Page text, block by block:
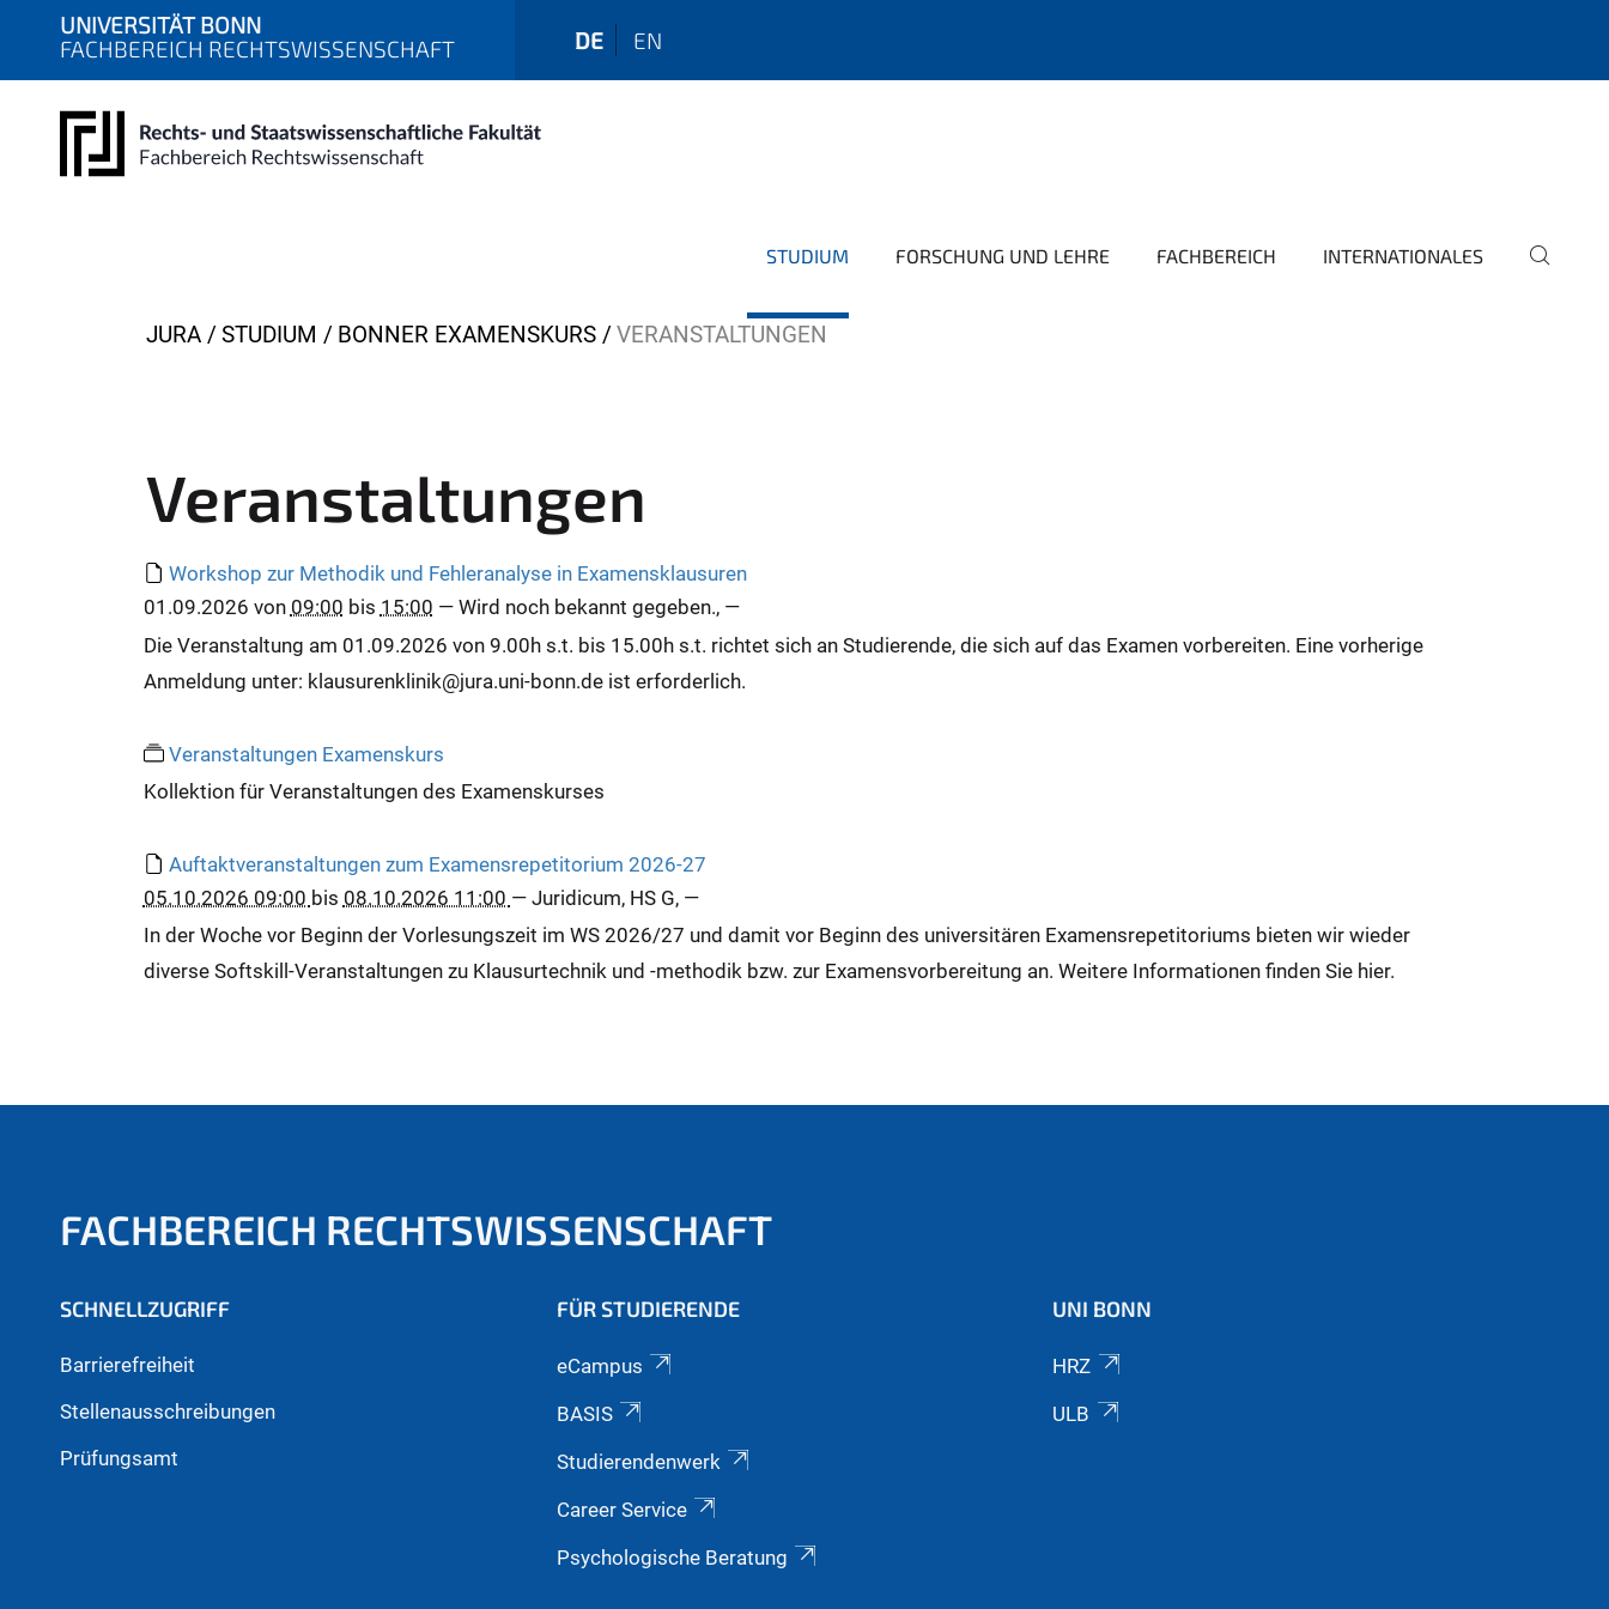
UNIVERSITÄT BONN
FACHBEREICH RECHTSWISSENSCHAFT
DE EN
STUDIUM FORSCHUNG UND LEHRE FACHBEREICH INTERNATIONALES
Y
e
e
r
:
JURA STUDIUM BONNER EXAMENSKURS VERANSTALTUNGEN
Veranstaltungen
Workshop zur Methodik und Fehleranalyse in Examensklausuren
01.09.2026 von 09:00 bis 15:00 — Wird noch bekannt gegeben.,—
Die Veranstaltung am 01.09.2026 von 9.00h s.t. bis 15.00h s.t. richtet sich an Studierende, die sich auf das Examen vorbereiten. Eine vorherige
Anmeldung unter: klausurenklinik@jura.uni-bonn.de ist erforderlich.
Veranstaltungen Examenskurs
Kollektion für Veranstaltungen des Examenskurses
Auftaktveranstaltungen zum Examensrepetitorium 2026-27
05.10.2026 09:00 bis 08.10.2026 11:00 — Juridicum, HS G,—
In der Woche vor Beginn der Vorlesungszeit im WS 2026/27 und damit vor Beginn des universitären Examensrepetitoriums bieten wir wieder
diverse Softskill-Veranstaltungen zu Klausurtechnik und -methodik bzw. zur Examensvorbereitung an. Weitere Informationen finden Sie hier.
FACHBEREICH RECHTSWISSENSCHAFT
SCHNELLZUGRIFF
Barrierefreiheit
Stellenausschreibungen
Prüfungsamt
FÜR STUDIERENDE
eCampus
BASIS
Studierendenwerk
Career Service
Psychologische Beratung
UNI BONN
HRZ
ULB